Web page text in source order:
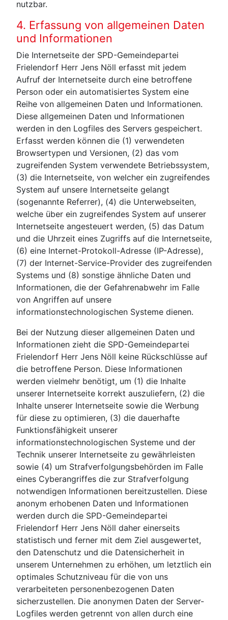
nutzbar.
4. Erfassung von allgemeinen Daten
und Informationen
Die Internetseite der SPD-Gemeindepartei
Frielendorf Herr Jens Nöll erfasst mit jedem
Aufruf der Internetseite durch eine betroffene
Person oder ein automatisiertes System eine
Reihe von allgemeinen Daten und Informationen.
Diese allgemeinen Daten und Informationen
werden in den Logfiles des Servers gespeichert.
Erfasst werden können die (1) verwendeten
Browsertypen und Versionen, (2) das vom
zugreifenden System verwendete Betriebssystem,
(3) die Internetseite, von welcher ein zugreifendes
System auf unsere Internetseite gelangt
(sogenannte Referrer), (4) die Unterwebseiten,
welche über ein zugreifendes System auf unserer
Internetseite angesteuert werden, (5) das Datum
und die Uhrzeit eines Zugriffs auf die Internetseite,
(6) eine Internet-Protokoll-Adresse (IP-Adresse),
(7) der Internet-Service-Provider des zugreifenden
Systems und (8) sonstige ähnliche Daten und
Informationen, die der Gefahrenabwehr im Falle
von Angriffen auf unsere
informationstechnologischen Systeme dienen.
Bei der Nutzung dieser allgemeinen Daten und
Informationen zieht die SPD-Gemeindepartei
Frielendorf Herr Jens Nöll keine Rückschlüsse auf
die betroffene Person. Diese Informationen
werden vielmehr benötigt, um (1) die Inhalte
unserer Internetseite korrekt auszuliefern, (2) die
Inhalte unserer Internetseite sowie die Werbung
für diese zu optimieren, (3) die dauerhafte
Funktionsfähigkeit unserer
informationstechnologischen Systeme und der
Technik unserer Internetseite zu gewährleisten
sowie (4) um Strafverfolgungsbehörden im Falle
eines Cyberangriffes die zur Strafverfolgung
notwendigen Informationen bereitzustellen. Diese
anonym erhobenen Daten und Informationen
werden durch die SPD-Gemeindepartei
Frielendorf Herr Jens Nöll daher einerseits
statistisch und ferner mit dem Ziel ausgewertet,
den Datenschutz und die Datensicherheit in
unserem Unternehmen zu erhöhen, um letztlich ein
optimales Schutzniveau für die von uns
verarbeiteten personenbezogenen Daten
sicherzustellen. Die anonymen Daten der Server-
Logfiles werden getrennt von allen durch eine